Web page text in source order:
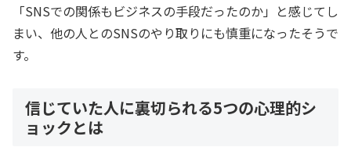
「SNSでの関係もビジネスの手段だったのか」と感じてし
まい、他の人とのSNSのやり取りにも慎重になったそうで
す。
信じていた人に裏切られる5つの心理的シ
ョックとは